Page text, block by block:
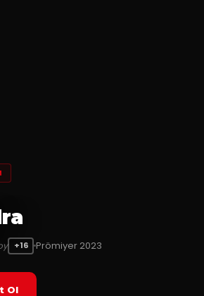
+16 Prömiyer 2023
Ol